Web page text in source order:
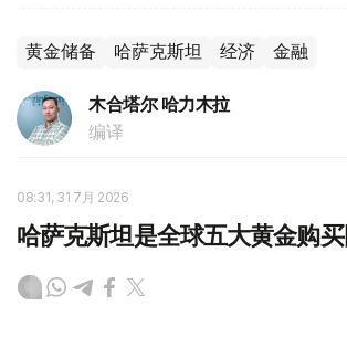
黄金储备 哈萨克斯坦 经济 金融
木合塔尔 哈力木拉
编译
08:31, 31 7月 2026
哈萨克斯坦是全球五大黄金购